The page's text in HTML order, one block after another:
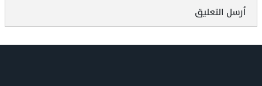
أرسل التعليق